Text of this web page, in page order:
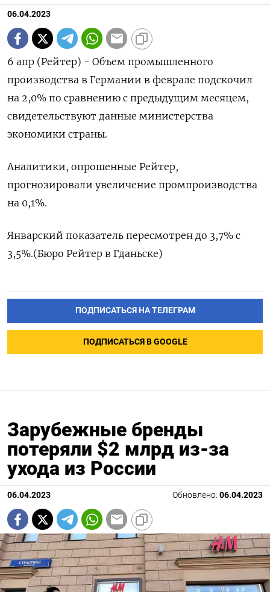
06.04.2023
6 апр (Рейтер) - Объем промышленного
производства в Германии в феврале подскочил
на 2,0%​​​ по сравнению с предыдущим месяцем,
свидетельствуют данные министерства
экономики страны.
Аналитики, опрошенные Рейтер,
прогнозировали увеличение промпроизводства
на 0,1%​​.
Январский показатель пересмотрен до 3,7% с
3,5%.​ (Бюро Рейтер в Гданьске)
ПОДПИСАТЬСЯ НА ТЕЛЕГРАМ
ПОДПИСАТЬСЯ В GOOGLE
Зарубежные бренды
потеряли $2 млрд из-за
ухода из России
06.04.2023 Обновлено: 06.04.2023